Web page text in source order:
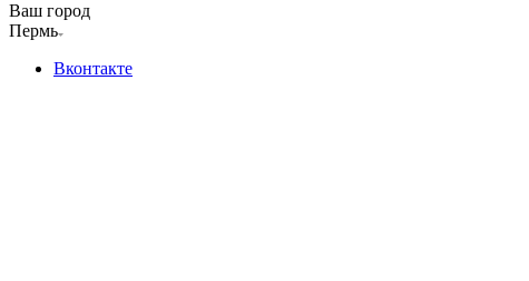
Ваш город
Пермь
Вконтакте